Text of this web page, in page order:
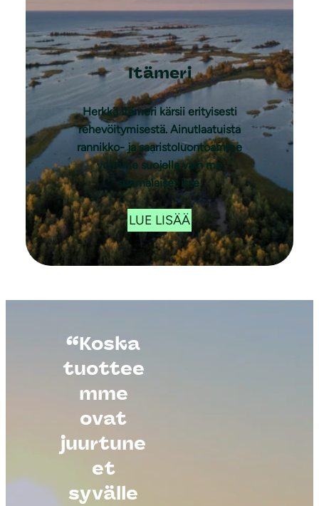
Itämeri
Herkkä Itämeri kärsii erityisesti
rehevöitymisestä. Ainutlaatuista
rannikko- ja saaristoluontoamme
voimme suojella vain me
suomalaiset itse.
LUE LISÄÄ
“Koska
tuottee
mme
ovat
juurtune
et
syvälle